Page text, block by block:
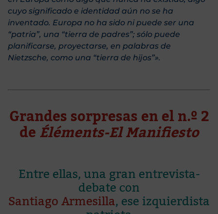
cuyo significado e identidad aún no se ha
inventado. Europa no ha sido ni puede ser una
“patria”, una “tierra de padres”; sólo puede
planificarse, proyectarse, en palabras de
Nietzsche, como una “tierra de hijos”».
Grandes sorpresas en el n.º 2
deÉléments-El Manifiesto
Entre ellas, una gran entrevista-
debate con
Santiago Armesilla, ese izquierdista